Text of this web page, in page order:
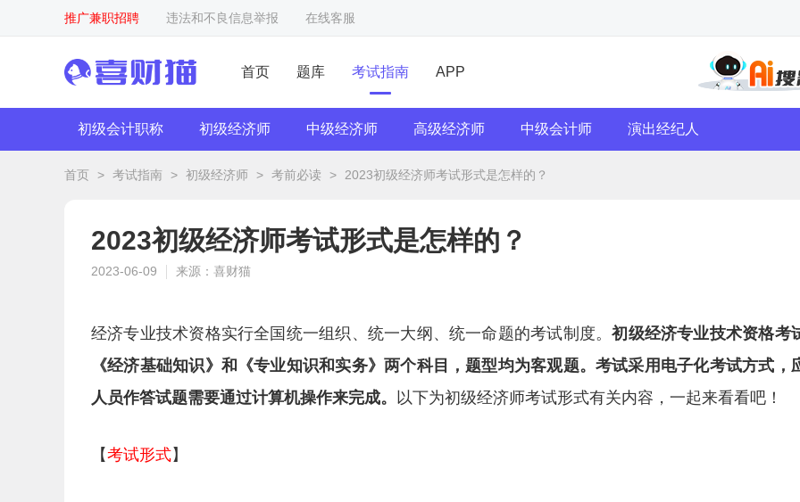
推广兼职招聘 违法和不良信息举报 在线客服
首页 题库 考试指南 APP
初级会计职称 初级经济师 中级经济师 高级经济师 中级会计师 演出经纪人
首页 > 考试指南 > 初级经济师 > 考前必读 > 2023初级经济师考试形式是怎样的？
2023初级经济师考试形式是怎样的？
2023-06-09 来源：喜财猫
经济专业技术资格实行全国统一组织、统一大纲、统一命题的考试制度。初级经济专业技术资格考
《经济基础知识》和《专业知识和实务》两个科目，题型均为客观题。考试采用电子化考试方式，
人员作答试题需要通过计算机操作来完成。
以下为初级经济师考试形式有关内容，一起来看看吧！
【考试形式】